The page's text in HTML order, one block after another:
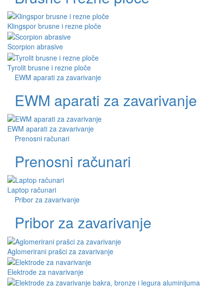
Klingspor brusne i rezne ploče
Scorpion abrasive
Tyrolit brusne i rezne ploče
EWM aparati za zavarivanje
EWM aparati za zavarivanje
EWM aparati za zavarivanje
Prenosni računari
Prenosni računari
Laptop računari
Pribor za zavarivanje
Pribor za zavarivanje
Aglomerirani prašci za zavarivanje
Elektrode za navarivanje